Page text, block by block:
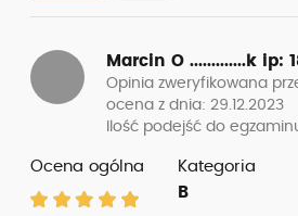
Marcin O .............k ip:
Opinia zweryfikowana
ocena z dnia: 29.12.2023
Ilość podejść do
Ocena ogólna
Kategoria
B